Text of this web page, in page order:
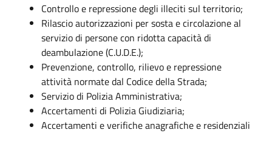
Controllo e repressione degli illeciti sul territorio;
Rilascio autorizzazioni per sosta e circolazione al
servizio di persone con ridotta capacità di
deambulazione (C.U.D.E.);
Prevenzione, controllo, rilievo e repressione
attività normate dal Codice della Strada;
Servizio di Polizia Amministrativa;
Accertamenti di Polizia Giudiziaria;
Accertamenti e verifiche anagrafiche e residenziali